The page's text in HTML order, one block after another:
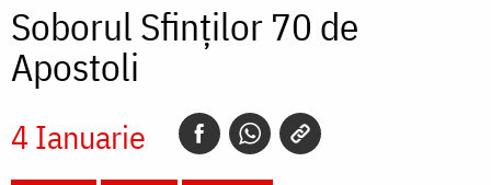
Soborul Sfinților 70 de
Apostoli
4 Ianuarie